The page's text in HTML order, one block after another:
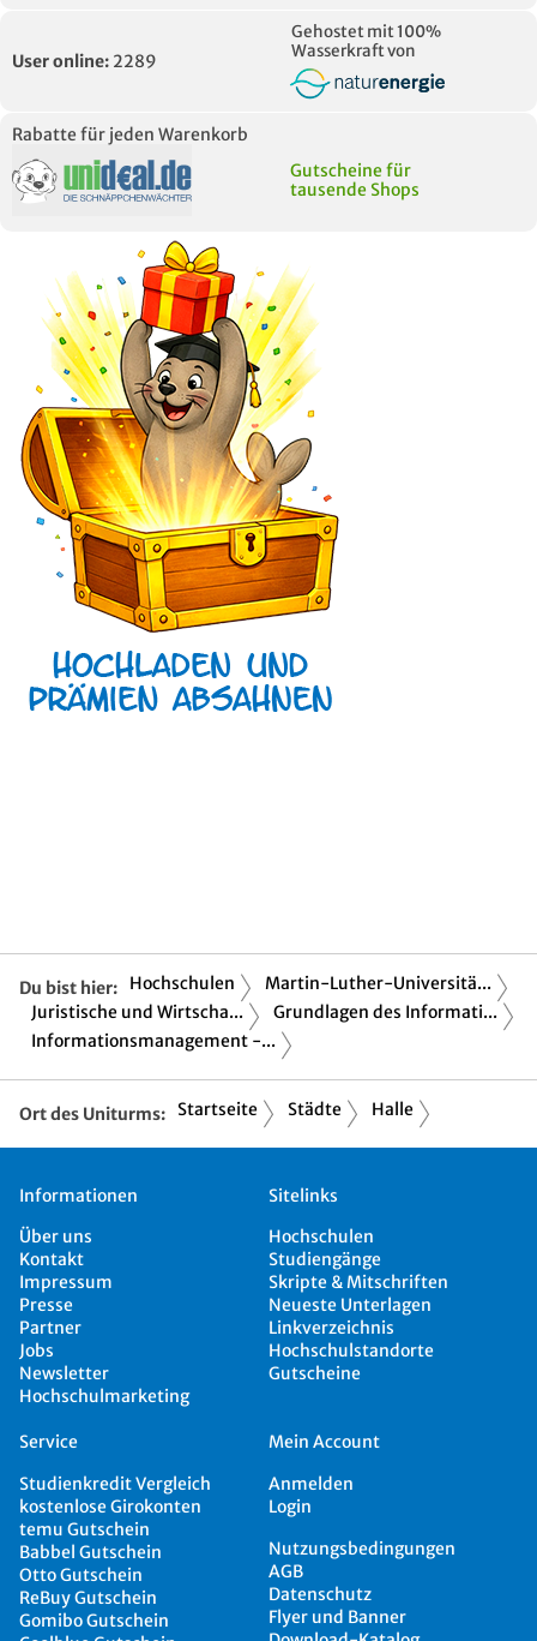
User online: 2289
Gehostet mit 100%
Wasserkraft von
Rabatte für jeden Warenkorb
Gutscheine für
tausende Shops
Du bist hier: Hochschulen
Martin-Luther-Universitä...
Juristische und Wirtscha...
Grundlagen des Informati...
Informationsmanagement -...
Ort des Uniturms: Startseite Städte Halle
Informationen
Über uns
Kontakt
Impressum
Presse
Partner
Jobs
Newsletter
Hochschulmarketing
Sitelinks
Hochschulen
Studiengänge
Skripte & Mitschriften
Neueste Unterlagen
Linkverzeichnis
Hochschulstandorte
Gutscheine
Service
Studienkredit Vergleich
kostenlose Girokonten
temu Gutschein
Babbel Gutschein
Otto Gutschein
ReBuy Gutschein
Gomibo Gutschein
Mein Account
Anmelden
Login
Nutzungsbedingungen
AGB
Datenschutz
Flyer und Banner